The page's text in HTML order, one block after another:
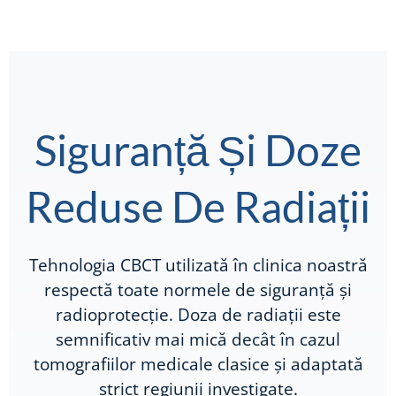
Siguranță Și Doze
Reduse De Radiații
Tehnologia CBCT utilizată în clinica noastră
respectă toate normele de siguranță și
radioprotecție. Doza de radiații este
semnificativ mai mică decât în cazul
tomografiilor medicale clasice și adaptată
strict regiunii investigate.